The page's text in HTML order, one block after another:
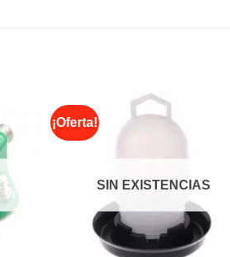
¡Oferta!
SIN EXISTENCIAS